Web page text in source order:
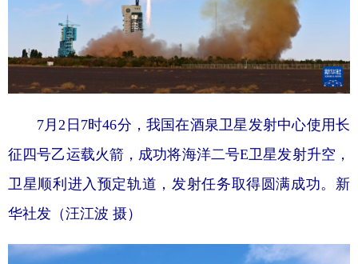
7月2日7时46分，我国在酒泉卫星发射中心使用长
征四号乙运载火箭，成功将海洋二号E卫星发射升空，
卫星顺利进入预定轨道，发射任务取得圆满成功。 新
华社发（汪江波 摄）